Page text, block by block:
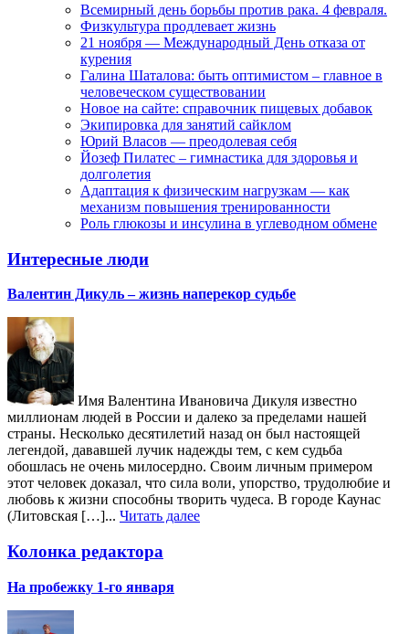
Всемирный день борьбы против рака. 4 февраля.
Физкультура продлевает жизнь
21 ноября — Международный День отказа от
курения
Галина Шаталова: быть оптимистом – главное в
человеческом существовании
Новое на сайте: справочник пищевых добавок
Экипировка для занятий сайклом
Юрий Власов — преодолевая себя
Йозеф Пилатес – гимнастика для здоровья и
долголетия
Адаптация к физическим нагрузкам — как
механизм повышения тренированности
Роль глюкозы и инсулина в углеводном обмене
Интересные люди
Валентин Дикуль – жизнь наперекор судьбе
Имя Валентина Ивановича Дикуля известно
миллионам людей в России и далеко за пределами нашей
страны. Несколько десятилетий назад он был настоящей
легендой, дававшей лучик надежды тем, с кем судьба
обошлась не очень милосердно. Своим личным примером
этот человек доказал, что сила воли, упорство, трудолюбие и
любовь к жизни способны творить чудеса. В городе Каунас
(Литовская […]... Читать далее
Колонка редактора
На пробежку 1-го января